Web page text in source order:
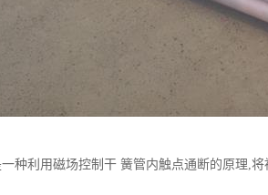
种利用磁场控制干 簧管内触点通断的原理,